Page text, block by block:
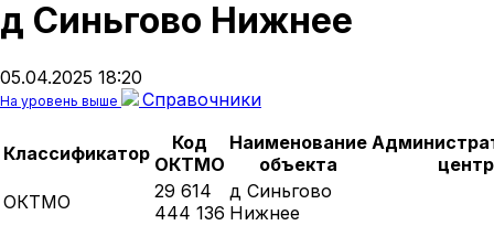
д Синьгово Нижнее
05.04.2025 18:20
На уровень выше Справочники
Классификатор
Код
ОКТМО
Наименование
объекта
центр
ОКТМО
29 614
444 136
д Синьгово
Нижнее